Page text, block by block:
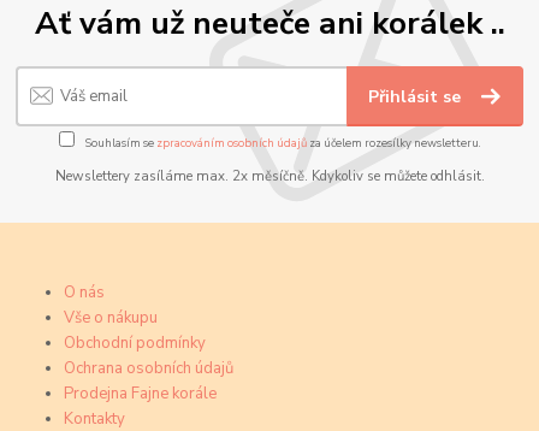
Ať vám už neuteče ani korálek ..
Přihlásit se
Souhlasím se zpracováním osobních údajůza účelem rozesílky newsletteru.
Newslettery zasíláme max. 2x měsíčně. Kdykoliv se můžete odhlásit.
O nás
Vše o nákupu
Obchodní podmínky
Ochrana osobních údajů
Prodejna Fajne korále
Kontakty